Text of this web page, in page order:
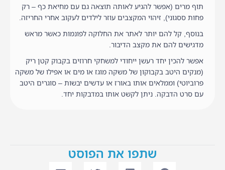
תוף מרים (אפשר להגיע לאותה תוצאה גם עם מחיאת כף – רק
פחות ססגוני), זיהוי המקצבים עוזר לילדים לעקוב אחרי החריזה.
בנוסף, קל להם יותר לאתר את החלוקה לפונמות כאשר מראש
מדגישים להם את מקצב הדיבור.
אפשר להכין יחד רעשן ייחודי למשחקי חרוזים בקבוק קטן ריק
(מנקים היטב בקבוקון של משקה מוגז או מים או אפילו של משקה
פרוביוטי) וממלאים אותו באורז או עדשים יבשות – סוגרים היטב
עם סרט הדבקה. ניתן לקשט אותו במדבקות יחד.
שתפו את הפוסט